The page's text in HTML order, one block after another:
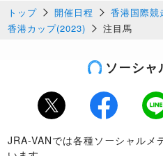
トップ 開催日程
香港国際
香港カップ(2023)
注目馬
ソーシャ
Twitter Facebook LINE
JRA-VANでは各種ソーシャルメ